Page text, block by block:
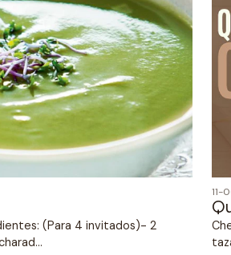
(Para 4 invitados)- 2
11-